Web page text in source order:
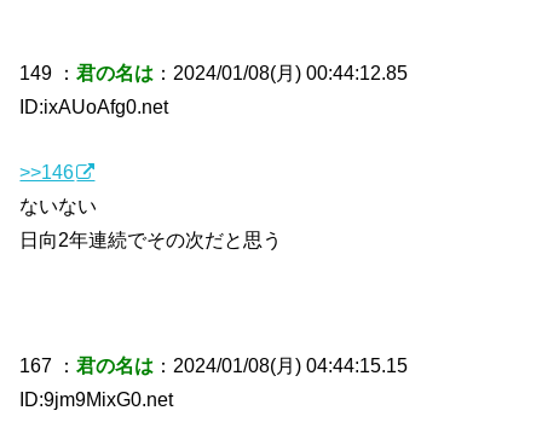
149 ：君の名は ：2024/01/08(月) 00:44:12.85
ID:ixAUoAfg0.net
>>146
ないない
日向2年連続でその次だと思う
167 ：君の名は ：2024/01/08(月) 04:44:15.15
ID:9jm9MixG0.net